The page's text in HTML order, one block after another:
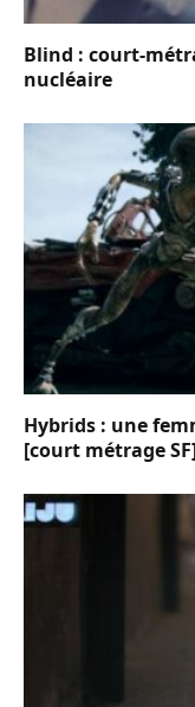
Blind : court-
nucléaire
Hybrids : une
[court métrage